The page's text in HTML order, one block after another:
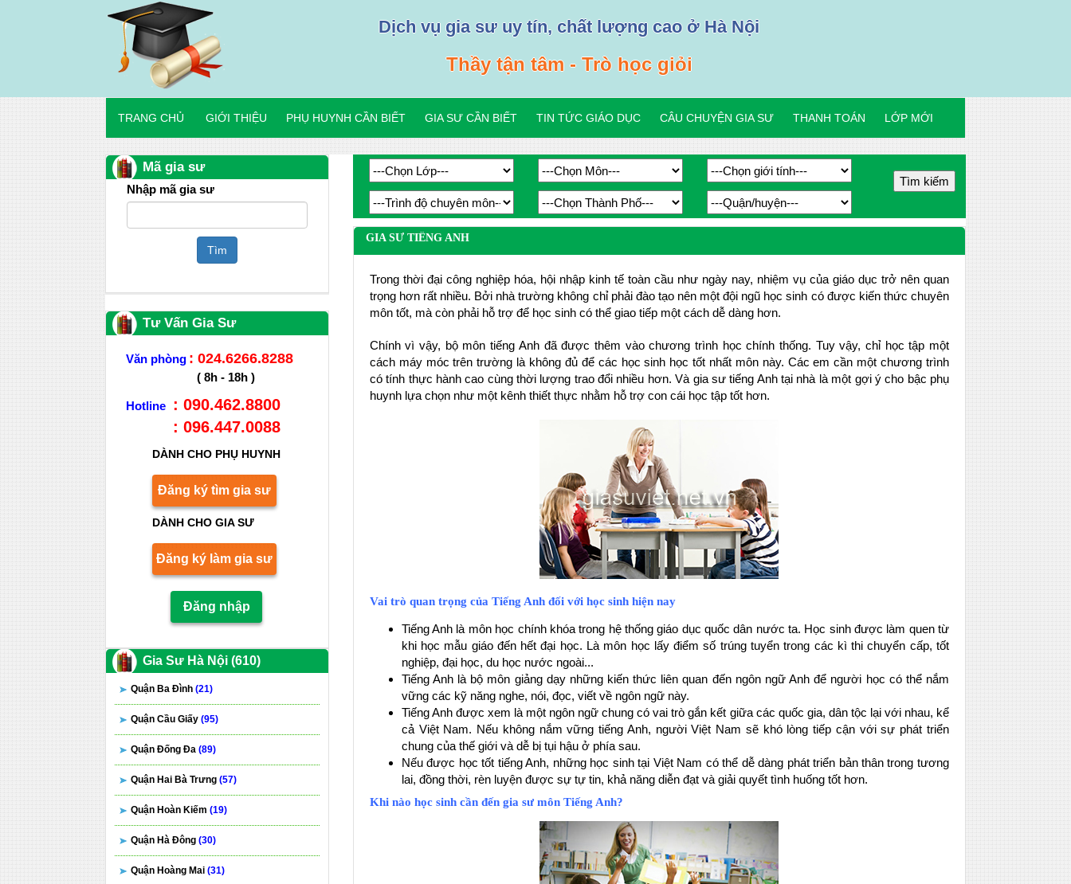
Dịch vụ gia sư uy tín, chất lượng cao ở Hà Nội
Thầy tận tâm - Trò học giỏi
TRANG CHỦ GIỚI THIỆU PHỤ HUYNH CẦN BIẾT GIA SƯ CẦN BIẾT TIN TỨC GIÁO DỤC CÂU CHUYỆN GIA SƯ THANH TOÁN LỚP MỚI
GIA SƯ TIẾNG ANH
Trong thời đại công nghiệp hóa, hội nhập kinh tế toàn cầu như ngày nay, nhiệm vụ của giáo dục trở nên quan
trọng hơn rất nhiều. Bởi nhà trường không chỉ phải đào tạo nên một đội ngũ học sinh có được kiến thức chuyên
môn tốt, mà còn phải hỗ trợ để học sinh có thể giao tiếp một cách dễ dàng hơn.
Chính vì vậy, bộ môn tiếng Anh đã được thêm vào chương trình học chính thống. Tuy vậy, chỉ học tập một
cách máy móc trên trường là không đủ để các học sinh học tốt nhất môn này. Các em cần một chương trình
có tính thực hành cao cùng thời lượng trao đổi nhiều hơn. Và gia sư tiếng Anh tại nhà là một gợi ý cho bậc phụ
huynh lựa chọn như một kênh thiết thực nhằm hỗ trợ con cái học tập tốt hơn.
Vai trò quan trọng của Tiếng Anh đối với học sinh hiện nay
Tiếng Anh là môn học chính khóa trong hệ thống giáo dục quốc dân nước ta. Học sinh được làm quen từ
khi học mẫu giáo đến hết đại học. Là môn học lấy điểm số trúng tuyển trong các kì thi chuyển cấp, tốt
nghiệp, đại học, du học nước ngoài...
Tiếng Anh là bộ môn giảng dạy những kiến thức liên quan đến ngôn ngữ Anh để người học có thể nắm
vững các kỹ năng nghe, nói, đọc, viết về ngôn ngữ này.
Tiếng Anh được xem là một ngôn ngữ chung có vai trò gắn kết giữa các quốc gia, dân tộc lại với nhau, kể
cả Việt Nam. Nếu không nắm vững tiếng Anh, người Việt Nam sẽ khó lòng tiếp cận với sự phát triển
chung của thế giới và dễ bị tụi hậu ở phía sau.
Nếu được học tốt tiếng Anh, những học sinh tại Việt Nam có thể dễ dàng phát triển bản thân trong tương
lai, đồng thời, rèn luyện được sự tự tin, khả năng diễn đạt và giải quyết tình huống tốt hơn.
Khi nào học sinh cần đến gia sư môn Tiếng Anh?
Mã gia sư
Nhập mã gia sư
Tìm
Tư Vấn Gia Sư
Văn phòng : 024.6266.8288
( 8h - 18h )
Hotline
: 090.462.8800
: 096.447.0088
DÀNH CHO PHỤ HUYNH
Đăng ký tìm gia sư
DÀNH CHO GIA SƯ
Đăng ký làm gia sư
Đăng nhập
Gia Sư Hà Nội (610)
Quận Ba Đình (21)
Quận Cầu Giấy (95)
Quận Đống Đa (89)
Quận Hai Bà Trưng (57)
Quận Hoàn Kiếm (19)
Quận Hà Đông (30)
Quận Hoàng Mai (31)